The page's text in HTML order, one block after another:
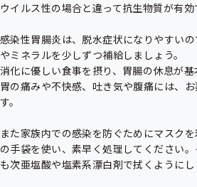
ウイルス性の場合と違って抗生物質が有効
感染性胃腸炎は、脱水症状になりやすい
やミネラルを少しずつ補給しましょう。
消化に優しい食事を摂り、胃腸の休息が基
胃の痛みや不快感、吐き気や腹痛には、
す。
また家族内での感染を防ぐためにマスク
の手袋を使い、素早く処理してください
も次亜塩酸や塩素系漂白剤で拭くようにし